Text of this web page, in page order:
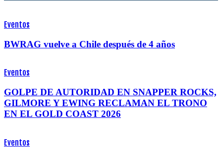
Eventos
BWRAG vuelve a Chile después de 4 años
Eventos
GOLPE DE AUTORIDAD EN SNAPPER ROCKS,
GILMORE Y EWING RECLAMAN EL TRONO
EN EL GOLD COAST 2026
Eventos